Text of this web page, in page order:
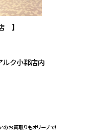
】
ク小郡店内
のお買取りもオリーブで！